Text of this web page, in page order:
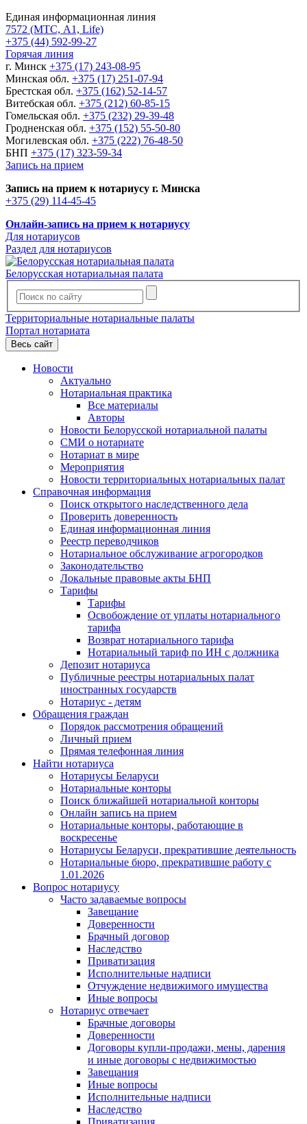
Единая информационная линия
7572 (МТС, A1, Life)
+375 (44) 592-99-27
Горячая линия
г. Минск +375 (17) 243-08-95
Минская обл. +375 (17) 251-07-94
Брестская обл. +375 (162) 52-14-57
Витебская обл. +375 (212) 60-85-15
Гомельская обл. +375 (232) 29-39-48
Гродненская обл. +375 (152) 55-50-80
Могилевская обл. +375 (222) 76-48-50
БНП +375 (17) 323-59-34
Запись на прием
Запись на прием к нотариусу г. Минска
+375 (29) 114-45-45
Онлайн-запись на прием к нотариусу
Для нотариусов
Раздел для нотариусов
Белорусская нотариальная палата
Территориальные нотариальные палаты
Портал нотариата
Весь сайт
Новости
Актуально
Нотариальная практика
Все материалы
Авторы
Новости Белорусской нотариальной палаты
СМИ о нотариате
Нотариат в мире
Мероприятия
Новости территориальных нотариальных палат
Справочная информация
Поиск открытого наследственного дела
Проверить доверенность
Единая информационная линия
Реестр переводчиков
Нотариальное обслуживание агрогородков
Законодательство
Локальные правовые акты БНП
Тарифы
Тарифы
Освобождение от уплаты нотариального
тарифа
Возврат нотариального тарифа
Нотариальный тариф по ИН с должника
Депозит нотариуса
Публичные реестры нотариальных палат
иностранных государств
Нотариус - детям
Обращения граждан
Порядок рассмотрения обращений
Личный прием
Прямая телефонная линия
Найти нотариуса
Нотариусы Беларуси
Нотариальные конторы
Поиск ближайшей нотариальной конторы
Онлайн запись на прием
Нотариальные конторы, работающие в
воскресенье
Нотариусы Беларуси, прекратившие деятельность
Нотариальные бюро, прекратившие работу с
1.01.2026
Вопрос нотариусу
Часто задаваемые вопросы
Завещание
Доверенности
Брачный договор
Наследство
Приватизация
Исполнительные надписи
Отчуждение недвижимого имущества
Иные вопросы
Нотариус отвечает
Брачные договоры
Доверенности
Договоры купли-продажи, мены, дарения
и иные договоры с недвижимостью
Завещания
Иные вопросы
Исполнительные надписи
Наследство
Приватизация